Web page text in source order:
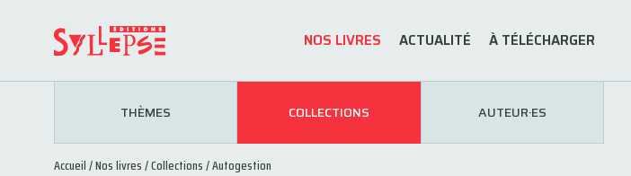
NOS LIVRES ACTUALITÉ À TÉLÉCHARGER
THÈMES COLLECTIONS AUTEUR·ES
Accueil/Nos livres/Collections/Autogestion